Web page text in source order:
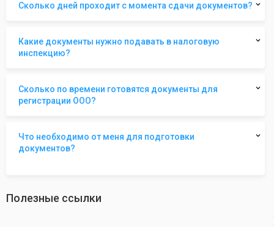
Сколько дней проходит с момента сдачи документов?
Какие документы нужно подавать в налоговую
инспекцию?
Сколько по времени готовятся документы для
регистрации ООО?
Что необходимо от меня для подготовки
документов?
Полезные ссылки